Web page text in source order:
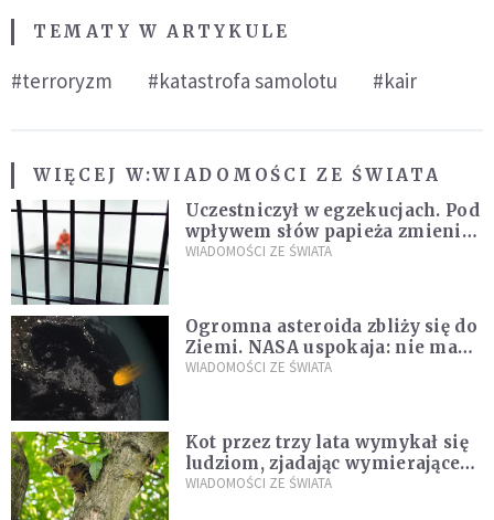
TEMATY W ARTYKULE
#terroryzm #katastrofa samolotu #kair
WIĘCEJ W:WIADOMOŚCI ZE ŚWIATA
Uczestniczył w egzekucjach. Pod
wpływem słów papieża zmienił
zdanie
WIADOMOŚCI ZE ŚWIATA
Ogromna asteroida zbliży się do
Ziemi. NASA uspokaja: nie ma
zagrożenia
WIADOMOŚCI ZE ŚWIATA
Kot przez trzy lata wymykał się
ludziom, zjadając wymierające
kaczki. W końcu popełnił
WIADOMOŚCI ZE ŚWIATA